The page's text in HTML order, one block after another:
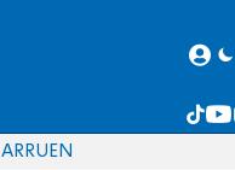
EN
RU
AR